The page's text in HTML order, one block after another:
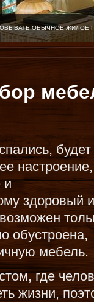
ОБЫЧНОЕ
будет
и
здоровый и
обустроена,
мебель.
где
жизни,